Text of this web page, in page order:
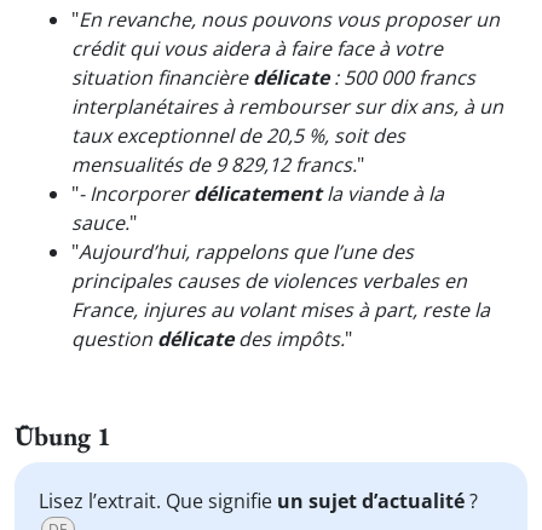
"En revanche, nous pouvons vous proposer un
crédit qui vous aidera à faire face à votre
situation financièredélicate: 500 000 francs
interplanétaires à rembourser sur dix ans, à un
taux exceptionnel de 20,5 %, soit des
mensualités de 9 829,12 francs."
"- Incorporerdélicatementla viande à la
sauce."
"Aujourd’hui, rappelons que l’une des
principales causes de violences verbales en
France, injures au volant mises à part, reste la
question délicatedes impôts."
Übung 1
Lisez l’extrait. Que signifie un sujet d’actualité?